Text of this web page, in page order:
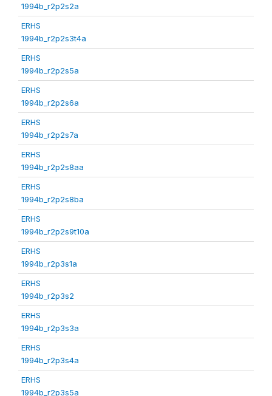
1994b_r2p2s2a
ERHS
1994b_r2p2s3t4a
ERHS
1994b_r2p2s5a
ERHS
1994b_r2p2s6a
ERHS
1994b_r2p2s7a
ERHS
1994b_r2p2s8aa
ERHS
1994b_r2p2s8ba
ERHS
1994b_r2p2s9t10a
ERHS
1994b_r2p3s1a
ERHS
1994b_r2p3s2
ERHS
1994b_r2p3s3a
ERHS
1994b_r2p3s4a
ERHS
1994b_r2p3s5a